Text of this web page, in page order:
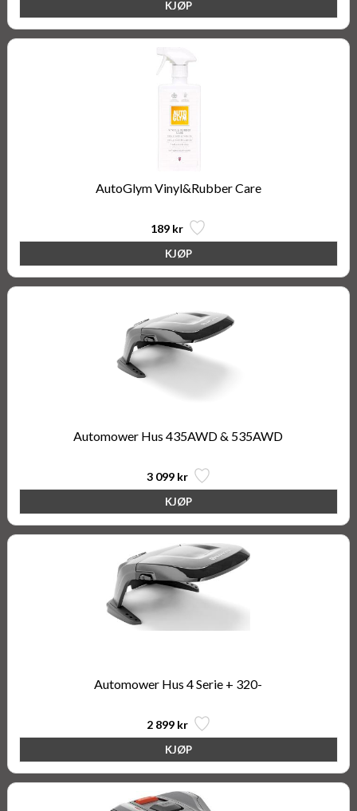
AutoGlym Vinyl&Rubber Care
189 kr
Automower Hus 435AWD & 535AWD
3 099 kr
Automower Hus 4 Serie + 320-
2 899 kr